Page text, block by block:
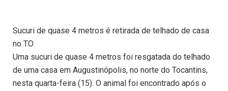
Sucuri de quase 4 metros é retirada de telhado de casa
no TO
Uma sucuri de quase 4 metros foi resgatada do telhado
de uma casa em Augustinópolis, no norte do Tocantins,
nesta quarta-feira (15). O animal foi encontrado após o